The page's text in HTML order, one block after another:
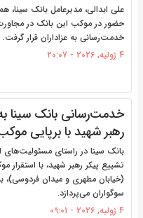
علی ابدالی، مدیرعامل بانک سینا،
حضور در موکب این بانک در
خدمت‌رسانی به عزاداران قرار گرفت.
4 ژولیه, 2026 - 20:07
خدمت‌رسانی بانک سینا
رهبر شهید با برپایی
بانک سینا در راستای مسئولیت‌های
تشییع پیکر رهبر شهید، با
(خیابان مطهری و میدان فردوسی)،
سوگواران می‌پردازد.
4 ژولیه, 2026 - 09:01